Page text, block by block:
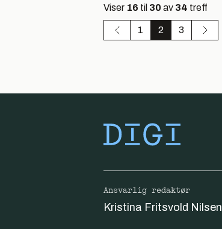
Viser 16 til 30 av 34 treff
1 2 3
Ansvarlig redaktør
Kristina Fritsvold Nilsen